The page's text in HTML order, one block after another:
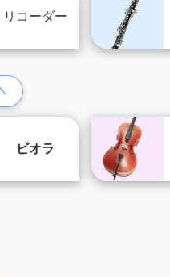
リコーダー
ビオラ